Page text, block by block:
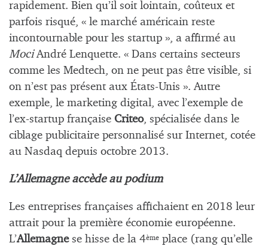
rapidement. Bien qu’il soit lointain, coûteux et
parfois risqué, « le marché américain reste
incontournable pour les startup », a affirmé au
MociAndré Lenquette. « Dans certains secteurs
comme les Medtech, on ne peut pas être visible, si
on n’est pas présent aux États-Unis ». Autre
exemple, le marketing digital, avec l’exemple de
l’ex-startup française Criteo, spécialisée dans le
ciblage publicitaire personnalisé sur Internet, cotée
au Nasdaq depuis octobre 2013.
L’Allemagne accède au podium
Les entreprises françaises affichaient en 2018 leur
attrait pour la première économie européenne.
L’Allemagnese hisse de la 4ème place (rang qu’elle